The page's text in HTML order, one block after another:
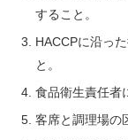
すること。
HACCPに沿っ
と。
食品衛生責任者
客席と調理場の